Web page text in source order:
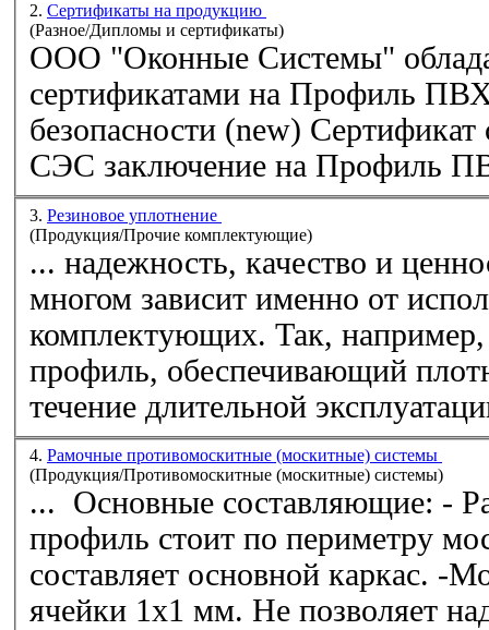
2. Сертификаты на продукцию
(Разное/Дипломы и сертификаты)
ООО "Оконные Системы"
сертификатами на Профиль
безопасности (new) Сертификат соответствия профиля
СЭС заключение на Профиль
3. Резиновое уплотнение
(Продукция/Прочие комплектующие)
... надежность, качество и
многом зависит именно от
комплектующих. Так,
профиль, обеспечивающий
течение длительной
4. Рамочные противомоскитные (москитные) системы
(Продукция/Противомоскитные (москитные) системы)
...
профиль стоит по периметру москитной сетки и
составляет основной каркас. -Москитная сетка.Размер
ячейки 1х1 мм. Не